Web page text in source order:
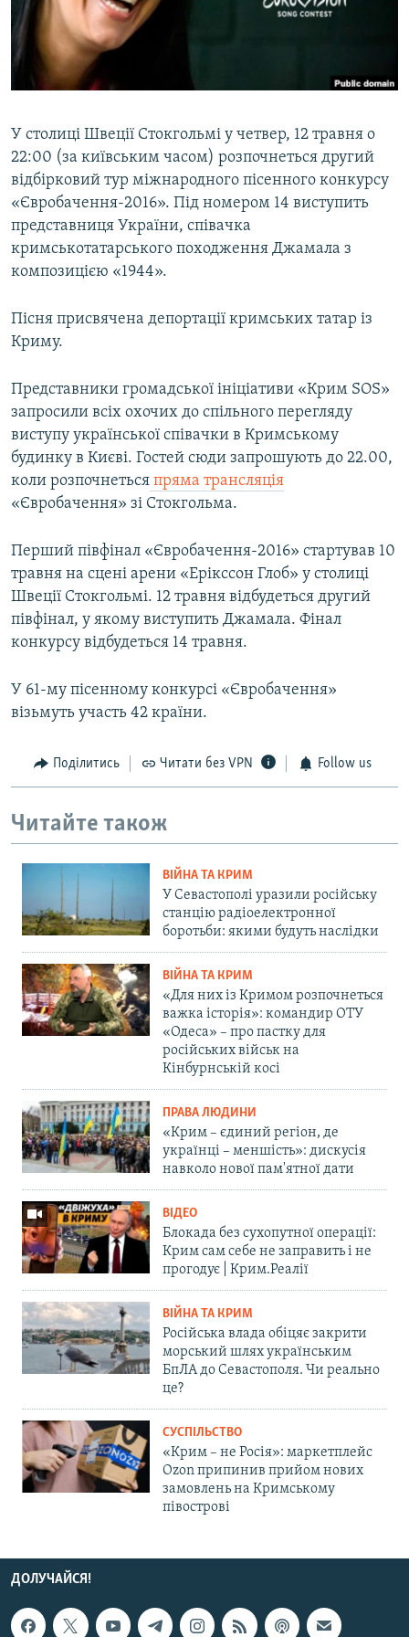
ВІДЕОУРОКИ «ELIFBE»
СВІДЧЕННЯ ОКУПАЦІЇ
УКРАЇНСЬКА ПРОБЛЕМА КРИМУ
Русский
Qırımtatar
Усі сайти RFE/RL
У столиці Швеції Стокгольмі у четвер, 12 травня о
22:00 (за київським часом) розпочнеться другий
відбірковий тур міжнародного пісенного конкурсу
«Євробачення-2016». Під номером 14 виступить
представниця України, співачка
кримськотатарського походження Джамала з
композицією «1944».
Пісня присвячена депортації кримських татар із
Криму.
Представники громадської ініціативи «Крим SOS»
запросили всіх охочих до спільного перегляду
виступу української співачки в Кримському
будинку в Києві. Гостей сюди запрошують до 22.00,
коли розпочнеться пряма трансляція
«Євробачення» зі Стокгольма.
Перший півфінал «Євробачення-2016» стартував 10
травня на сцені арени «Ерікссон Глоб» у столиці
Швеції Стокгольмі. 12 травня відбудеться другий
півфінал, у якому виступить Джамала. Фінал
конкурсу відбудеться 14 травня.
У 61-му пісенному конкурсі «Євробачення»
візьмуть участь 42 країни.
Поділитись Читати без VPN Follow us
Читайте також
ВІЙНА ТА КРИМ
У Севастополі уразили російську
станцію радіоелектронної
боротьби: якими будуть наслідки
ВІЙНА ТА КРИМ
«Для них із Кримом розпочнеться
важка історія»: командир ОТУ
«Одеса» – про пастку для
російських військ на
Кінбурнській косі
ПРАВА ЛЮДИНИ
«Крим – єдиний регіон, де
українці – меншість»: дискусія
навколо нової пам'ятної дати
ВІДЕО
Блокада без сухопутної операції:
Крим сам себе не заправить і не
прогодує | Крим.Реалії
ВІЙНА ТА КРИМ
Російська влада обіцяє закрити
морський шлях українським
БпЛА до Севастополя. Чи реально
це?
СУСПІЛЬСТВО
«Крим – не Росія»: маркетплейс
Ozon припинив прийом нових
замовлень на Кримському
півострові
ДОЛУЧАЙСЯ!